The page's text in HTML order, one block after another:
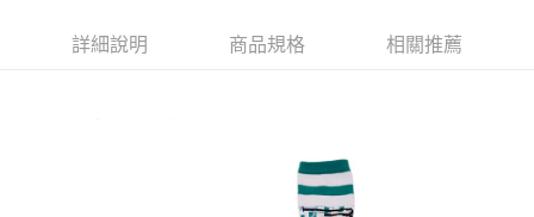
詳細說明 商品規格 相關推薦